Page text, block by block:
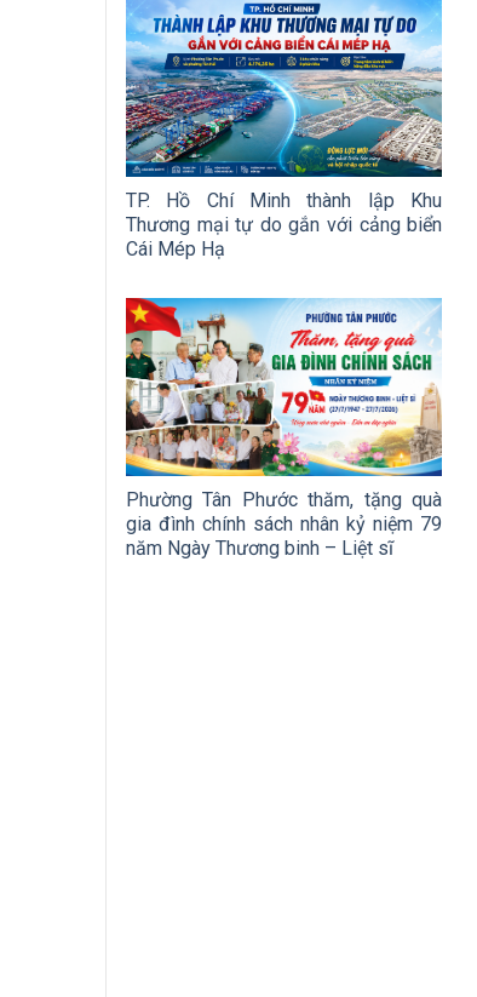
TP. Hồ Chí Minh thành lập Khu
Thương mại tự do gắn với cảng biển
Cái Mép Hạ
Phường Tân Phước thăm, tặng quà
gia đình chính sách nhân kỷ niệm 79
năm Ngày Thương binh – Liệt sĩ